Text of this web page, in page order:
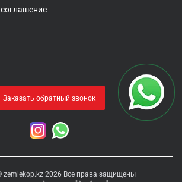
Заказать обратный звонок
zemlekop.kz 2026 Все права защищены